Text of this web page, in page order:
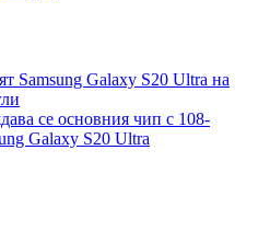
Samsung Galaxy S20 Ultra на
се основния чип с 108-
Galaxy S20 Ultra